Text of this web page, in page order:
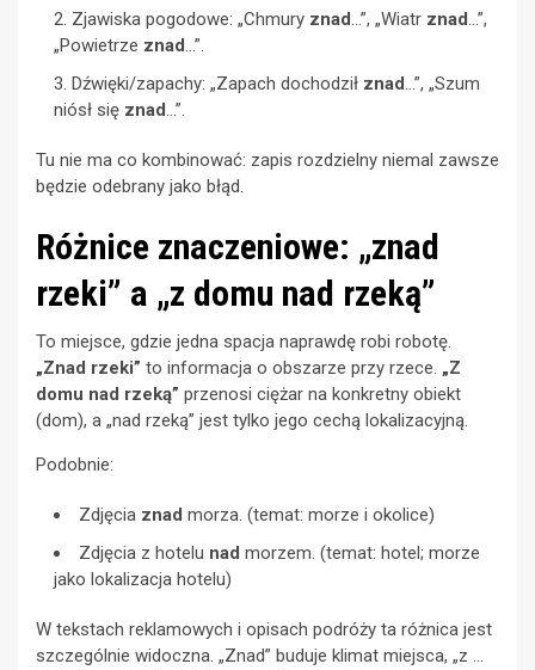
Zjawiska pogodowe: „Chmury znad…”, „Wiatr znad…”,
„Powietrze znad…”.
Dźwięki/zapachy: „Zapach dochodził znad…”, „Szum
niósł się znad…”.
Tu nie ma co kombinować: zapis rozdzielny niemal zawsze
będzie odebrany jako błąd.
Różnice znaczeniowe: „znad
rzeki” a „z domu nad rzeką”
To miejsce, gdzie jedna spacja naprawdę robi robotę.
„Znad rzeki” to informacja o obszarze przy rzece. „Z
domu nad rzeką” przenosi ciężar na konkretny obiekt
(dom), a „nad rzeką” jest tylko jego cechą lokalizacyjną.
Podobnie:
Zdjęcia znad morza. (temat: morze i okolice)
Zdjęcia z hotelu nad morzem. (temat: hotel; morze
jako lokalizacja hotelu)
W tekstach reklamowych i opisach podróży ta różnica jest
szczególnie widoczna. „Znad” buduje klimat miejsca, „z …